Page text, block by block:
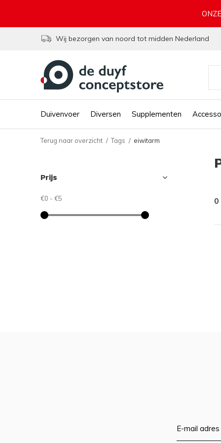
Duivenvoer Diversen Supplementen
Wij bezorgen van noord tot midden Nederland
Terug naar overzicht Tags eiwitarm
0
Prijs
€0 - €5